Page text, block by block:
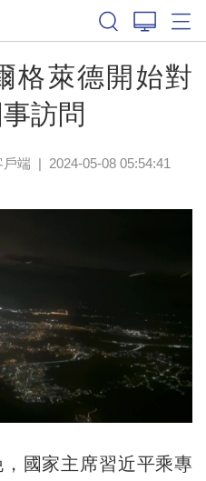
格萊德開始對
訪問
戶端 | 2024-05-08 05:54:41
國家主席習近平乘專